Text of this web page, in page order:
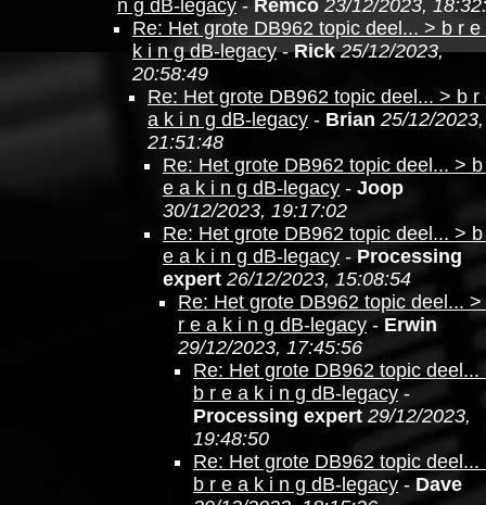
n g dB-legacy - Remco 23/12/2023,
Re: Het grote DB962 topic deel... > b r e
k i n g dB-legacy-Rick 25/12/2023,
20:58:49
Re: Het grote DB962 topic deel... > b r
a k i n g dB-legacy - Brian 25/12/2023,
21:51:48
Re: Het grote DB962 topic deel... >
e a k i n g dB-legacy - Joop
30/12/2023, 19:17:02
Re: Het grote DB962 topic deel... >
e a k i n g dB-legacy - Processing
expert 26/12/2023, 15:08:54
Re: Het grote DB962 topic deel... >
r e a k i n g dB-legacy- Erwin
29/12/2023, 17:45:56
Re: Het grote DB962 topic deel...
b r e a k i n g dB-legacy -
Processing expert 29/12/2023,
19:48:50
Re: Het grote DB962 topic deel...
b r e a k i n g dB-legacy - Dave